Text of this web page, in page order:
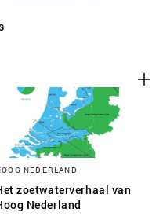
NEDERLAND
zoetwaterverhaal van
Nederland